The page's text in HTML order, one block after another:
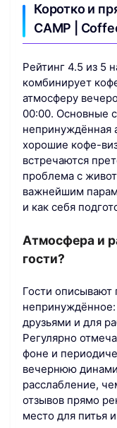
Коротко и
CAMP |
Рейтинг 4.5 из 5
комбинирует
атмосферу
00:00. Основные
непринуждённая
хорошие кофе-
встречаются
проблема с
важнейшим
и как себя
Атмосфера и
гости?
Гости описывают
друзьями и для
Регулярно
фоне и
вечернюю
расслабление,
отзывов прямо
место для питья